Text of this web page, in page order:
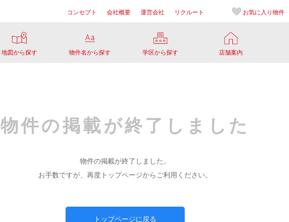
コンセプト 会社概要 運営会社 リクルート お気に入り 物件
地図から探す 物件名から探す 学区から探す 店舗案内
物件の掲載が終了しました
物件の掲載が終了しました。
お手数ですが、再度トップページからご利用ください。
トップページに戻る